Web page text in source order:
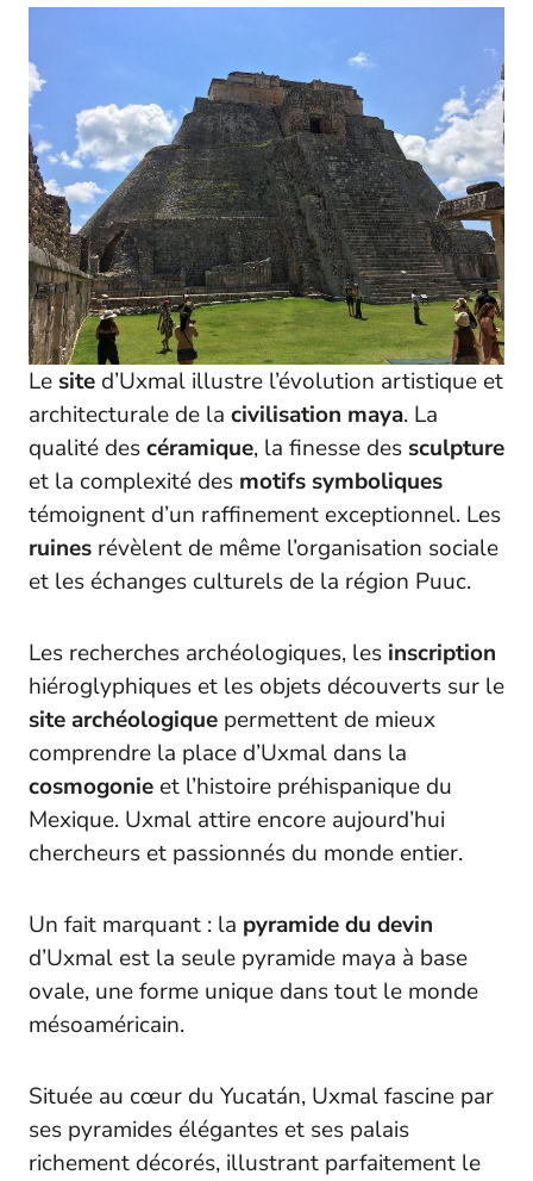
Le site d’Uxmal illustre l’évolution artistique et
architecturale de la civilisation maya. La
qualité descéramique, la finesse des sculpture
et la complexité des motifs symboliques
témoignent d’un raffinement exceptionnel. Les
ruines révèlent de même l’organisation sociale
et les échanges culturels de la région Puuc.
Les recherches archéologiques, les inscription
hiéroglyphiques et les objets découverts sur le
site archéologique permettent de mieux
comprendre la place d’Uxmal dans la
cosmogonie et l’histoire préhispanique du
Mexique. Uxmal attire encore aujourd’hui
chercheurs et passionnés du monde entier.
Un fait marquant : la pyramide du devin
d’Uxmal est la seule pyramide maya à base
ovale, une forme unique dans tout le monde
mésoaméricain.
Située au cœur du Yucatán, Uxmal fascine par
ses pyramides élégantes et ses palais
richement décorés, illustrant parfaitement le